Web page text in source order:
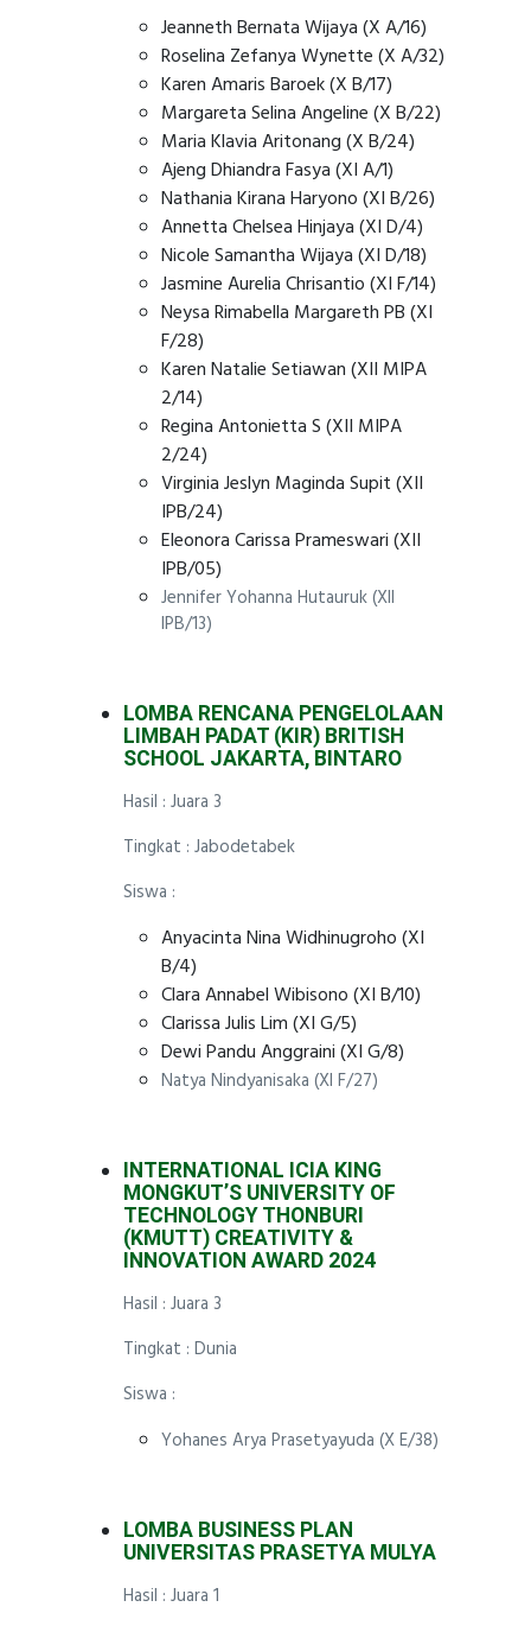
Jeanneth Bernata Wijaya (X A/16)
Roselina Zefanya Wynette (X A/32)
Karen Amaris Baroek (X B/17)
Margareta Selina Angeline (X B/22)
Maria Klavia Aritonang (X B/24)
Ajeng Dhiandra Fasya (XI A/1)
Nathania Kirana Haryono (XI B/26)
Annetta Chelsea Hinjaya (XI D/4)
Nicole Samantha Wijaya (XI D/18)
Jasmine Aurelia Chrisantio (XI F/14)
⁠Neysa Rimabella Margareth PB (XI
F/28)
Karen Natalie Setiawan (XII MIPA
2/14)
Regina Antonietta S (XII MIPA
2/24)
Virginia Jeslyn Maginda Supit (XII
IPB/24)
Eleonora Carissa Prameswari (XII
IPB/05)
Jennifer Yohanna Hutauruk (XII
IPB/13)
LOMBA RENCANA PENGELOLAAN
LIMBAH PADAT (KIR) BRITISH
SCHOOL JAKARTA, BINTARO
Hasil : Juara 3
Tingkat : Jabodetabek
Siswa :
Anyacinta Nina Widhinugroho (XI
B/4)
Clara Annabel Wibisono (XI B/10)
Clarissa Julis Lim (XI G/5)
Dewi Pandu Anggraini (XI G/8)
Natya Nindyanisaka (XI F/27)
INTERNATIONAL ICIA KING
MONGKUT’S UNIVERSITY OF
TECHNOLOGY THONBURI
(KMUTT) CREATIVITY &
INNOVATION AWARD 2024
Hasil : Juara 3
Tingkat : Dunia
Siswa :
Yohanes Arya Prasetyayuda (X E/38)
LOMBA BUSINESS PLAN
UNIVERSITAS PRASETYA MULYA
Hasil : Juara 1